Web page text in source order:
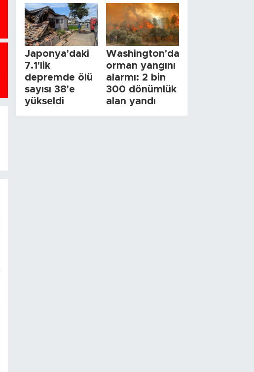
Japonya'daki
7.1'lik
depremde ölü
sayısı 38'e
yükseldi
Washington'da
orman yangını
alarmı: 2 bin
300 dönümlük
alan yandı